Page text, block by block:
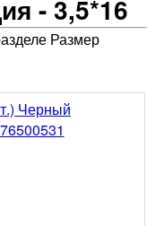
- 3,5*16
Размер
Черный